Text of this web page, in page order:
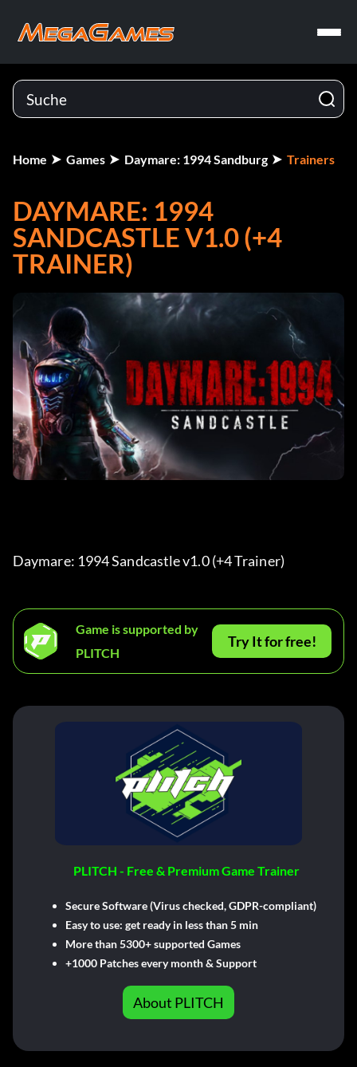
Home Games Daymare: 1994 Sandburg Trainers
DAYMARE: 1994
SANDCASTLE V1.0 (+4
TRAINER)
Daymare: 1994 Sandcastle v1.0 (+4 Trainer)
Game is supported by
PLITCH
Try It for free!
PLITCH - Free & Premium Game Trainer
Secure Software (Virus checked, GDPR-compliant)
Easy to use: get ready in less than 5 min
More than 5300+ supported Games
+1000 Patches every month & Support
About PLITCH